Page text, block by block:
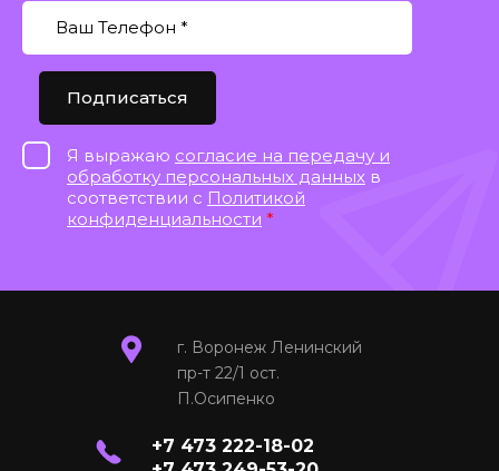
Я выражаю согласие на передачу и
обработку персональных данных в
соответствии с Политикой
конфиденциальности *
Подписаться
г. Воронеж Ленинский
пр-т 22/1 ост.
П.Осипенко
+7 473 222-18-02